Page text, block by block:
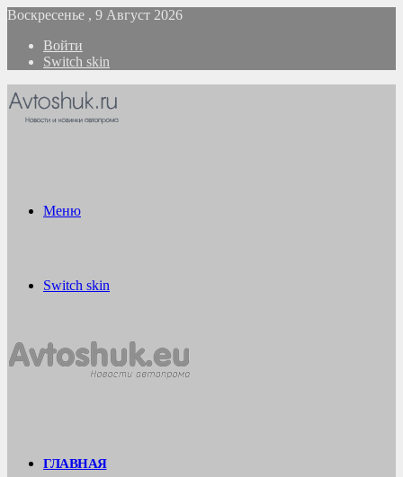
Воскресенье , 9 Август 2026
Войти
Switch skin
Меню
Switch skin
ГЛАВНАЯ